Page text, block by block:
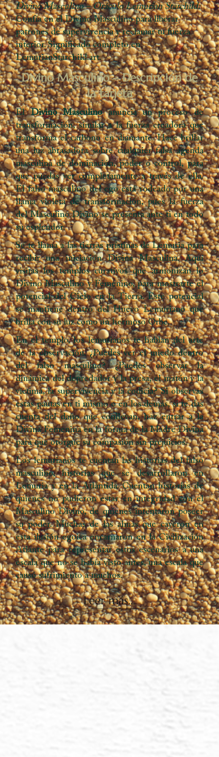
Divino Masculino – Oráculo Lemurian Starchild:
Confía en el Divino Masculino para liberar
patrones de supervivencia y reclamar tu fuerza
interior. Significado completo en
LemurianStarchild.art.
Divino Masculino – Descripción de
la tarjeta
ElDivino Masculinoanuncia un proceso de
transformación, similar a la fuerza creadora que
transforma el carbono en diamante. Hace brillar
una luz abrasadora sobre cualquier falsa agenda
masculina de dominación, poder o control, para
que puedas ver completamente a través de ella.
El falso masculino del ego está rodeado por una
llama violeta de transformación, pues la fuerza
del Masculino Divino se presenta ante ti en todo
su esplendor.
Se te llama a las tierras prístinas de Lemuria para
recibir una iniciación Divina Masculina. Aquí
visitas los templos curativos que armonizan lo
Divino Masculino y Femenino, para mostrarte el
potencial del Cielo en la Tierra. Este potencial
se mantiene dentro del Huevo Lemuriano que
brilla con su luz como un hermoso Orbe.
En el templo, los lemurianos te hablan del arte
de la observación. ¿Puedes ver el miedo dentro
del falso masculino? ¿Puedes observar la
dinámica del depredador y la presa, el matón y la
víctima, la supervivencia y la codicia? Si observas
estas pautas en ti mismo o en los demás, si te das
cuenta del daño que conllevan, haz entrar a la
Divina Femenina en la forma de la Madre Divina
para que otorgue su compasión sin prejuicios.
Los lemurianos te cuentan las historias del falso
masculino, historias que se desarrollaron en
Lemuria y en la Atlántida. Cuentan historias de
quienes no pudieron estar en integridad con el
Masculino Divino, de quienes intentaron poseer
su poder. Muchas de las almas que cayeron en
esta ilusión egoica encarnaron en la Civilización
Atlante para representar estos escenarios a una
escala que no se había visto antes, una escala que
causó sufrimiento a muchos.
Leer más...